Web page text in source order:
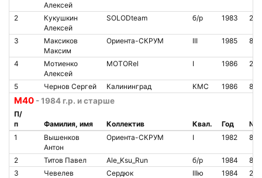
Алексей
2
Кукушкин
Алексей
SOLODteam б/р 1983
3
Максиков
Максим
Ориента-СКРУМ III 1985
4
Мотиенко
Алексей
MOTORel I 1986
5 Чернов Сергей Калининград КМС 1986
М40 - 1984 г.р. и старше
П/
п
Фамилия, имя Коллектив Квал. Год
№
1
Вышенков
Антон
Ориента-СКРУМ I 1982
2 Титов Павел Ale_Ksu_Run б/р 1984
3
Чевелев
Сердюк IIIю 1984